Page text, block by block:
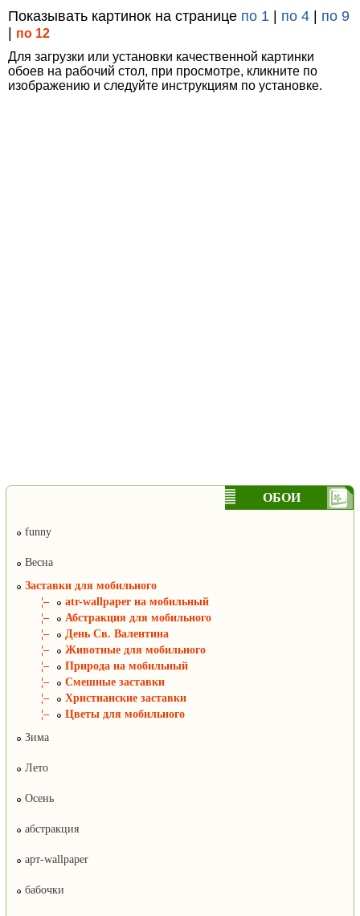
Показывать картинок на странице по 1 по 4
по 9
по 12
Для загрузки или установки качественной картинки
обоев на рабочий стол, при просмотре, кликните по
изображению и следуйте инструкциям по установке.
ОБОИ
funny
Весна
Заставки для мобильного
¦–
atr-wallpaper на мобильный
¦–
Абстракция для мобильного
¦–
День Св. Валентина
¦–
Животные для мобильного
¦–
Природа на мобильный
¦–
Смешные заставки
¦–
Христианские заставки
¦–
Цветы для мобильного
Зима
Лето
Осень
абстракция
арт-wallpaper
бабочки